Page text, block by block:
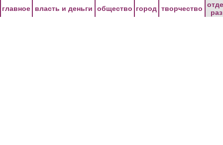
главное власть и деньги общество город творчество